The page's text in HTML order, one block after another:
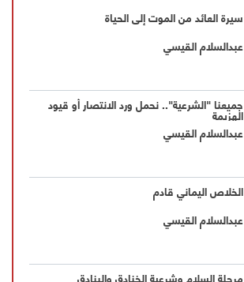
سيرة العائد من الموت إلى الحياة
عبدالسلام القيسي
جميعنا "الشرعية".. نحمل ورد الانتصار أو قيود
الهزيمة
عبدالسلام القيسي
الخلاص اليماني قادم
عبدالسلام القيسي
مرحلة السلام وشرعية الخنادق والبنادق